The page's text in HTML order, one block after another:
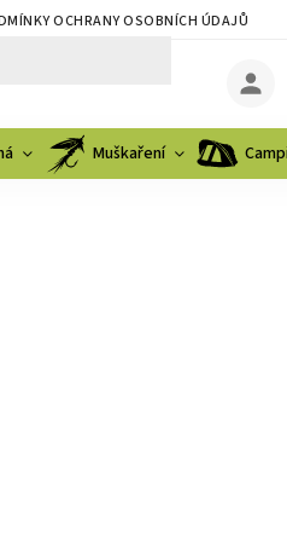
OCHRANY OSOBNÍCH ÚDAJŮ
Muškaření